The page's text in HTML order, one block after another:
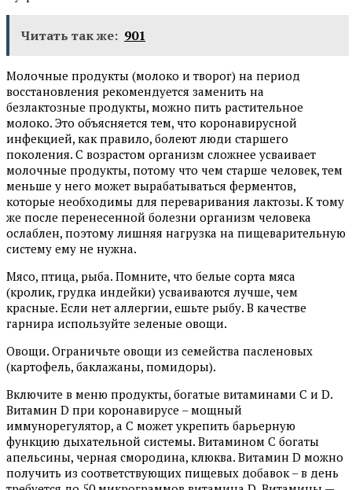
Читать так же: 901
Молочные продукты (молоко и творог) на период
восстановления рекомендуется заменить на
безлактозные продукты, можно пить растительное
молоко. Это объясняется тем, что коронавирусной
инфекцией, как правило, болеют люди старшего
поколения. С возрастом организм сложнее усваивает
молочные продукты, потому что чем старше человек, тем
меньше у него может вырабатываться ферментов,
которые необходимы для переваривания лактозы. К тому
же после перенесенной болезни организм человека
ослаблен, поэтому лишняя нагрузка на пищеварительную
систему ему не нужна.
Мясо, птица, рыба. Помните, что белые сорта мяса
(кролик, грудка индейки) усваиваются лучше, чем
красные. Если нет аллергии, ешьте рыбу. В качестве
гарнира используйте зеленые овощи.
Овощи. Ограничьте овощи из семейства пасленовых
(картофель, баклажаны, помидоры).
Включите в меню продукты, богатые витаминами C и D.
Витамин D при коронавирусе – мощный
иммунорегулятор, а С может укрепить барьерную
функцию дыхательной системы. Витамином С богаты
апельсины, черная смородина, клюква. Витамин D можно
получить из соответствующих пищевых добавок – в день